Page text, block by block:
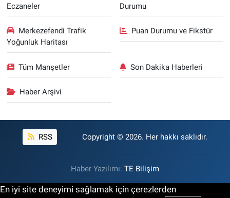
Eczaneler
Durumu
Merkezefendi Trafik
Yoğunluk Haritası
Puan Durumu ve Fikstür
Tüm Manşetler Son Dakika Haberleri
Haber Arşivi
RSS Copyright © 2026. Her hakkı saklıdır.
Haber Yazılımı: TE Bilişim
En iyi site deneyimi sağlamak için çerezlerden